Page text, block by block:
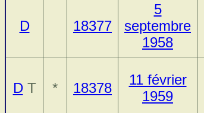
D 18377
5
septembre
1958
DT * 18378
11 février
1959